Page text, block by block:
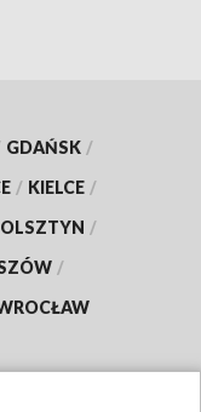
GDAŃSK /
/ KIELCE /
OLSZTYN /
/